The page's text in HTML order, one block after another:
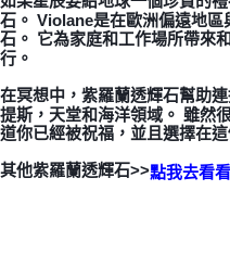
付款後門市自取
免運費
石。 Violane是在歐洲偏遠地
石。 它為家庭和工作場所帶來
行。
在冥想中，紫羅蘭透輝石幫助
提斯，天堂和海洋領域。 雖然
道你已經被祝福，並且選擇在
其他紫羅蘭透輝石>>點我去看看